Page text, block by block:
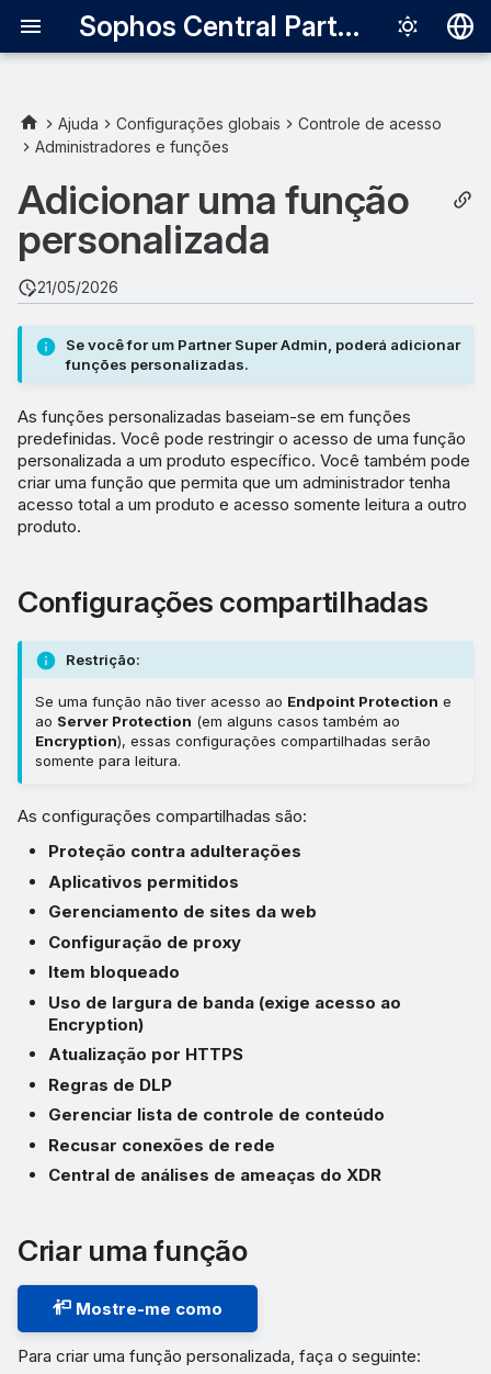
Sophos Central Partner
English
Français
Português
Configurações
Criar uma função
Ajuda Configurações globais
Controle de acesso
Administradores e funções
Adicionar uma função
personalizada
21/05/2026
Se você for um Partner Super Admin, poderá adicionar
funções personalizadas.
As funções personalizadas baseiam-se em funções
predefinidas. Você pode restringir o acesso de uma função
personalizada a um produto específico. Você também pode
criar uma função que permita que um administrador tenha
acesso total a um produto e acesso somente leitura a outro
produto.
Configurações compartilhadas
Restrição:
Se uma função não tiver acesso ao Endpoint Protection e
ao Server Protection (em alguns casos também ao
Encryption), essas configurações compartilhadas serão
somente para leitura.
As configurações compartilhadas são:
Proteção contra adulterações
Aplicativos permitidos
Gerenciamento de sites da web
Configuração de proxy
Item bloqueado
Uso de largura de banda (exige acesso ao
Encryption)
Atualização por HTTPS
Regras de DLP
Gerenciar lista de controle de conteúdo
Recusar conexões de rede
Central de análises de ameaças do XDR
Criar uma função
Mostre-me como
Para criar uma função personalizada, faça o seguinte: